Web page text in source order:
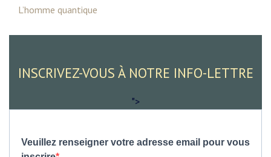
L’homme quantique
INSCRIVEZ-VOUS À NOTRE INFO-LETTRE
">
Veuillez renseigner votre adresse email pour vous